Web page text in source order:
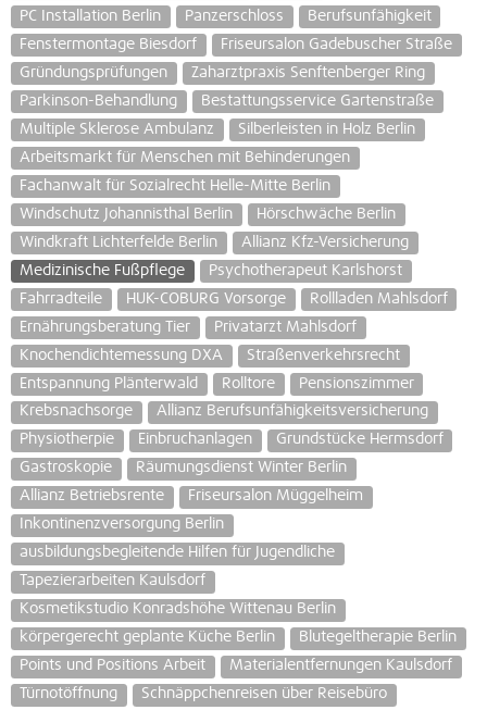
PC Installation Berlin
Panzerschloss
Berufsunfähigkeit
Fenstermontage Biesdorf
Friseursalon Gadebuscher Straße
Gründungsprüfungen
Zaharztpraxis Senftenberger Ring
Parkinson-Behandlung
Bestattungsservice Gartenstraße
Multiple Sklerose Ambulanz
Silberleisten in Holz Berlin
Arbeitsmarkt für Menschen mit Behinderungen
Fachanwalt für Sozialrecht Helle-Mitte Berlin
Windschutz Johannisthal Berlin
Hörschwäche Berlin
Windkraft Lichterfelde Berlin
Allianz Kfz-Versicherung
Medizinische Fußpflege
Psychotherapeut Karlshorst
Fahrradteile
HUK-COBURG Vorsorge
Rollladen Mahlsdorf
Ernährungsberatung Tier
Privatarzt Mahlsdorf
Knochendichtemessung DXA
Straßenverkehrsrecht
Entspannung Plänterwald
Rolltore
Pensionszimmer
Krebsnachsorge
Allianz Berufsunfähigkeitsversicherung
Physiotherpie
Einbruchanlagen
Grundstücke Hermsdorf
Gastroskopie
Räumungsdienst Winter Berlin
Allianz Betriebsrente
Friseursalon Müggelheim
Inkontinenzversorgung Berlin
ausbildungsbegleitende Hilfen für Jugendliche
Tapezierarbeiten Kaulsdorf
Kosmetikstudio Konradshöhe Wittenau Berlin
körpergerecht geplante Küche Berlin
Blutegeltherapie Berlin
Points und Positions Arbeit
Materialentfernungen Kaulsdorf
Türnotöffnung
Schnäppchenreisen über Reisebüro